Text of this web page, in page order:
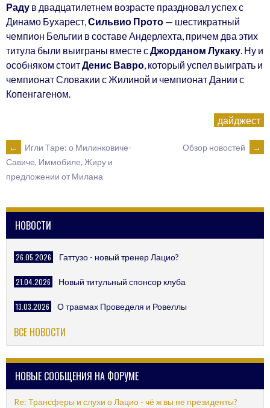
Раду в двадцатилетнем возрасте праздновал успех с
Динамо Бухарест, Сильвио Прото — шестикратный
чемпион Бельгии в составе Андерлехта, причем два этих
титула были выиграны вместе с Джорданом Лукаку . Ну и
особняком стоит Денис Вавро , который успел выиграть и
чемпионат Словакии с Жилиной и чемпионат Дании с
Копенгагеном.
дайджест
POST
NAVIGATION
←
Игли Таре: о Милинковиче-
Савиче, Иммобиле, Жиру и
предложении от Милана
Обзор новостей →
НОВОСТИ
26.05.2026 Гаттузо - новый тренер Лацио?
21.04.2026 Новый титульный спонсор клуба
13.03.2026 О травмах Проведеля и Ровеллы
ВСЕ НОВОСТИ
НОВЫЕ СООБЩЕНИЯ НА ФОРУМЕ
Re: Трансферы и слухи о Лацио - чё ж вы не президенты?